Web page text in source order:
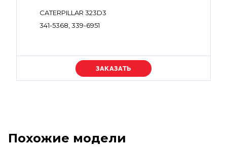
CATERPILLAR 323D3
341-5368, 339-6951
Уточняйте цену
Похожие модели